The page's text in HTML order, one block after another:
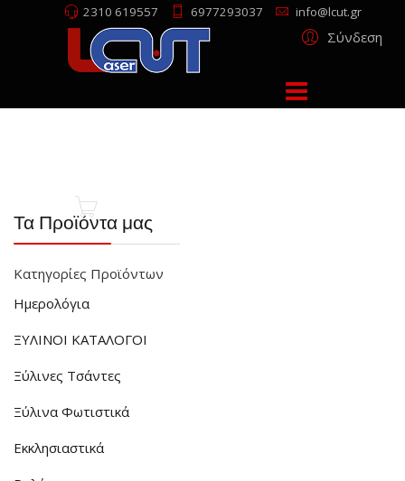
2310 619557 6977293037 info@lcut.gr
Σύνδεση
Τα Προϊόντα μας
Κατηγορίες Προϊόντων
Ημερολόγια
ΞΥΛΙΝΟΙ ΚΑΤΑΛΟΓΟΙ
Ξύλινες Τσάντες
Ξύλινα Φωτιστικά
Εκκλησιαστικά